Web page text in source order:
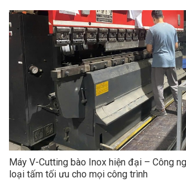
Máy V-Cutting bào Inox hiện đại – Công
loại tấm tối ưu cho mọi công trình